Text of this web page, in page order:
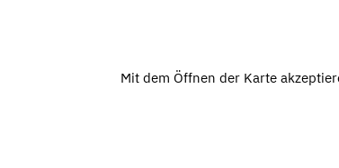
Mit dem Öffnen der Karte